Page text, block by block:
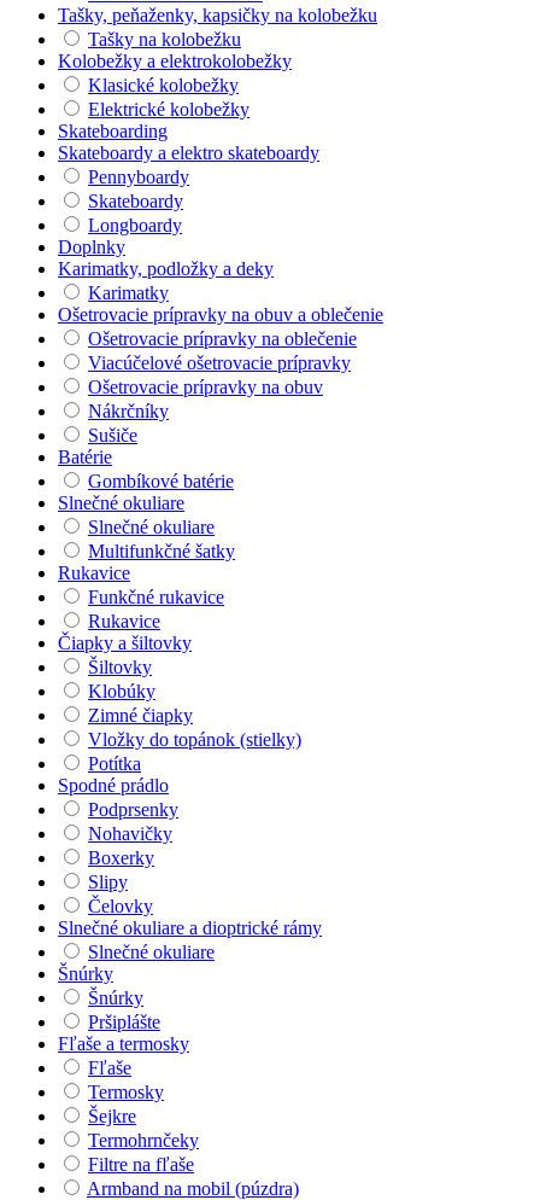
Tašky, peňaženky, kapsičky na kolobežku
Tašky na kolobežku
Kolobežky a elektrokolobežky
Klasické kolobežky
Elektrické kolobežky
Skateboarding
Skateboardy a elektro skateboardy
Pennyboardy
Skateboardy
Longboardy
Doplnky
Karimatky, podložky a deky
Karimatky
Ošetrovacie prípravky na obuv a oblečenie
Ošetrovacie prípravky na oblečenie
Viacúčelové ošetrovacie prípravky
Ošetrovacie prípravky na obuv
Nákrčníky
Sušiče
Batérie
Gombíkové batérie
Slnečné okuliare
Slnečné okuliare
Multifunkčné šatky
Rukavice
Funkčné rukavice
Rukavice
Čiapky a šiltovky
Šiltovky
Klobúky
Zimné čiapky
Vložky do topánok (stielky)
Potítka
Spodné prádlo
Podprsenky
Nohavičky
Boxerky
Slipy
Čelovky
Slnečné okuliare a dioptrické rámy
Slnečné okuliare
Šnúrky
Šnúrky
Pršiplášte
Fľaše a termosky
Fľaše
Termosky
Šejkre
Termohrnčeky
Filtre na fľaše
Armband na mobil (púzdra)